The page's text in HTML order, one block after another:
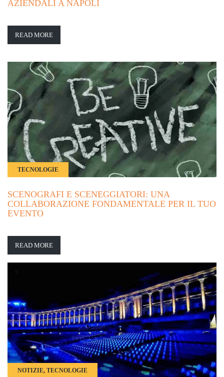
AZIENDALI A NAPOLI
READ MORE
TECNOLOGIE
SCENOGRAFI E SCENEGGIATORI: UNA
COLLABORAZIONE FONDAMENTALE PER IL TUO
EVENTO
READ MORE
NOTIZIE, TECNOLOGIE